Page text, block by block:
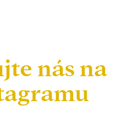
nás na